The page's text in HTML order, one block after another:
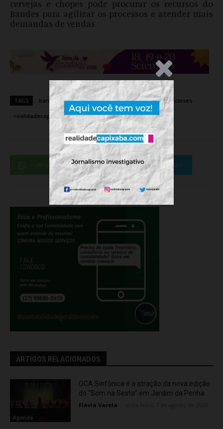
.Anúncio
cervejas e chopes pode procurar os recursos do
Bandes para agilizar os processos e atender mais
demandas de vendas.
TAGS bandes cervejariases economiaes negocioses
realidadecapixaba
WhatsApp Facebook Twitter
ARTIGOS RELACIONADOS
Agenda
OCA Sinfônica é a atração da nova edição
do “Som na Sexta” em Jardim da Penha
Flávia Varela